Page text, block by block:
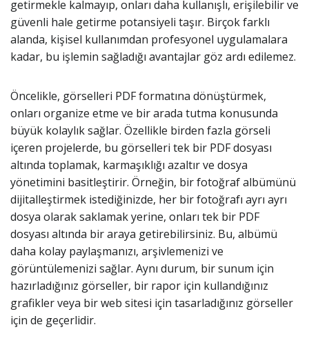
getirmekle kalmayıp, onları daha kullanışlı, erişilebilir ve
güvenli hale getirme potansiyeli taşır. Birçok farklı
alanda, kişisel kullanımdan profesyonel uygulamalara
kadar, bu işlemin sağladığı avantajlar göz ardı edilemez.
Öncelikle, görselleri PDF formatına dönüştürmek,
onları organize etme ve bir arada tutma konusunda
büyük kolaylık sağlar. Özellikle birden fazla görseli
içeren projelerde, bu görselleri tek bir PDF dosyası
altında toplamak, karmaşıklığı azaltır ve dosya
yönetimini basitleştirir. Örneğin, bir fotoğraf albümünü
dijitalleştirmek istediğinizde, her bir fotoğrafı ayrı ayrı
dosya olarak saklamak yerine, onları tek bir PDF
dosyası altında bir araya getirebilirsiniz. Bu, albümü
daha kolay paylaşmanızı, arşivlemenizi ve
görüntülemenizi sağlar. Aynı durum, bir sunum için
hazırladığınız görseller, bir rapor için kullandığınız
grafikler veya bir web sitesi için tasarladığınız görseller
için de geçerlidir.